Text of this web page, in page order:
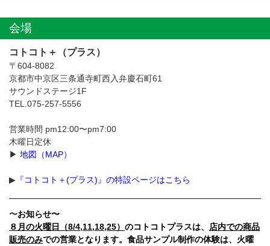
会場
コトコト＋（プラス）
〒604-8082
京都市中京区三条通寺町西入弁慶石町61
サウンドステージ1F
TEL.075-257-5556
営業時間 pm12:00〜pm7:00
木曜日定休
▶︎ 地図（MAP）
▶︎ 『コトコト＋(プラス)』の特設ページはこちら
〜お知らせ〜
８月の火曜日（8/4,11,18,25） のコトコトプラスは、
店内での商品
販売のみでの営業となります。食品サンプル制作の体験は、火曜